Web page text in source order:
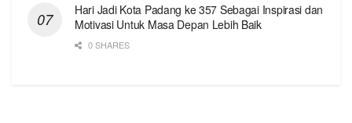
Hari Jadi Kota Padang ke 357 Sebagai Inspirasi dan
Motivasi Untuk Masa Depan Lebih Baik
0 SHARES